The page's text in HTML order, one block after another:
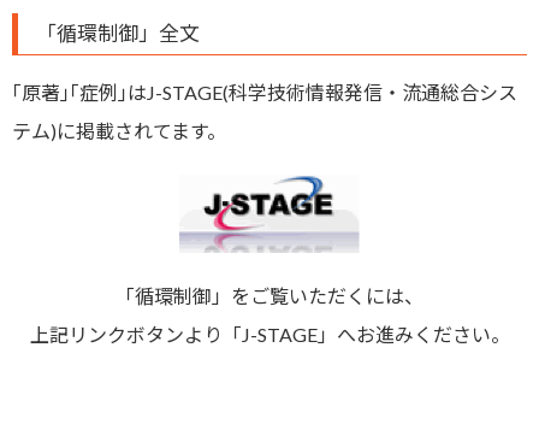
「循環制御」全文
｢原著｣｢症例｣はJ-STAGE(科学技術情報発信・流通総合シス
テム)に掲載されてます。
「循環制御」をご覧いただくには、
上記リンクボタンより「J-STAGE」へお進みください。